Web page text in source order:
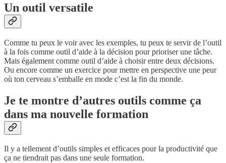
Un outil versatile
Comme tu peux le voir avec les exemples, tu peux te servir de l’outil
à la fois comme outil d’aide à la décision pour prioriser une tâche.
Mais également comme outil d’aide à choisir entre deux décisions.
Ou encore comme un exercice pour mettre en perspective une peur
où ton cerveau s’emballe en mode c’est la fin du monde.
Je te montre d’autres outils comme ça
dans ma nouvelle formation
Il y a tellement d’outils simples et efficaces pour la productivité que
ça ne tiendrait pas dans une seule formation.